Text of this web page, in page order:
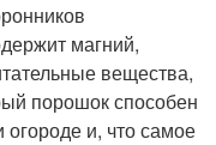
магний,
вещества,
порошок способен
огороде и, что самое